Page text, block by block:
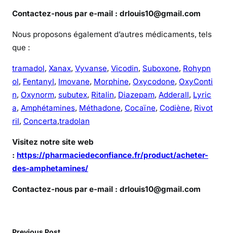
Contactez-nous par e-mail : drlouis10@gmail.com
Nous proposons également d’autres médicaments, tels
que :
tramadol, Xanax, Vyvanse, Vicodin, Suboxone, Rohypn
ol, Fentanyl, Imovane, Morphine, Oxycodone, OxyConti
n, Oxynorm, subutex, Ritalin, Diazepam, Adderall, Lyric
a, Amphétamines, Méthadone, Cocaïne, Codiène, Rivot
ril, Concerta,tradolan
Visitez notre site web
: https://pharmaciedeconfiance.fr/product/acheter-
des-amphetamines/
Contactez-nous par e-mail : drlouis10@gmail.com